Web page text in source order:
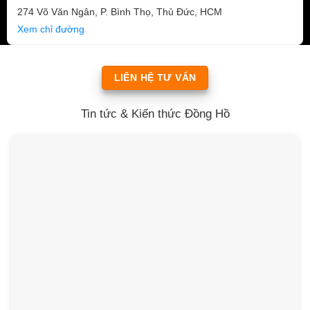
274 Võ Văn Ngân, P. Bình Thọ, Thủ Đức, HCM
Xem chỉ đường
LIÊN HỆ TƯ VẤN
Tin tức & Kiến thức Đồng Hồ